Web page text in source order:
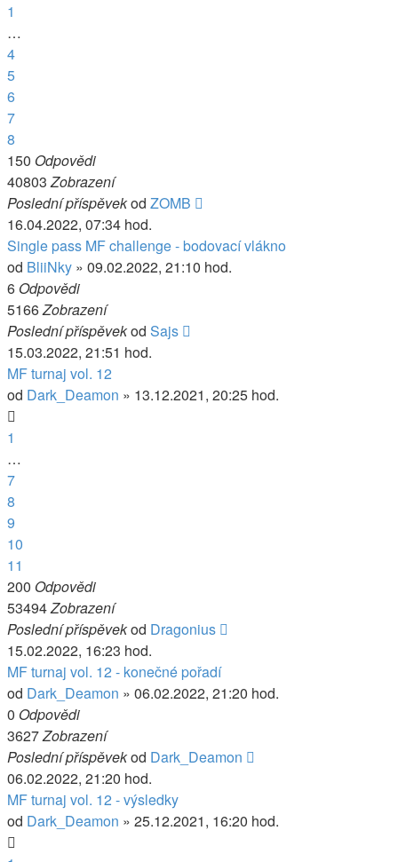
1
…
4
5
6
7
8
150 Odpovědi
40803Zobrazení
Poslední příspěvekod ZOMB
16.04.2022, 07:34 hod.
Single pass MF challenge - bodovací vlákno
od BliiNky » 09.02.2022, 21:10 hod.
6 Odpovědi
5166Zobrazení
Poslední příspěvekod Sajs
15.03.2022, 21:51 hod.
MF turnaj vol. 12
od Dark_Deamon » 13.12.2021, 20:25 hod.
1
…
7
8
9
10
11
200 Odpovědi
53494Zobrazení
Poslední příspěvekod Dragonius
15.02.2022, 16:23 hod.
MF turnaj vol. 12 - konečné pořadí
od Dark_Deamon » 06.02.2022, 21:20 hod.
0 Odpovědi
3627Zobrazení
Poslední příspěvekod Dark_Deamon
06.02.2022, 21:20 hod.
MF turnaj vol. 12 - výsledky
od Dark_Deamon » 25.12.2021, 16:20 hod.